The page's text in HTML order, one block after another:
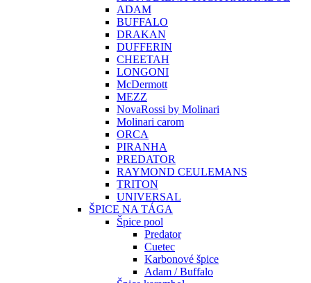
ADAM
BUFFALO
DRAKAN
DUFFERIN
CHEETAH
LONGONI
McDermott
MEZZ
NovaRossi by Molinari
Molinari carom
ORCA
PIRANHA
PREDATOR
RAYMOND CEULEMANS
TRITON
UNIVERSAL
ŠPICE NA TÁGA
Špice pool
Predator
Cuetec
Karbonové špice
Adam / Buffalo